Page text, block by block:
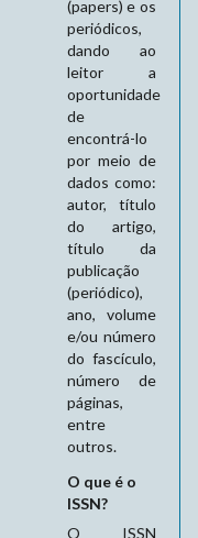
(papers) e os
periódicos,
dando ao
leitor a
oportunidade
de
encontrá-lo
por meio de
dados como:
autor, título
do artigo,
título da
publicação
(periódico),
ano, volume
e/ou número
do fascículo,
número de
páginas,
entre
outros.
O que é o
ISSN?
O ISSN